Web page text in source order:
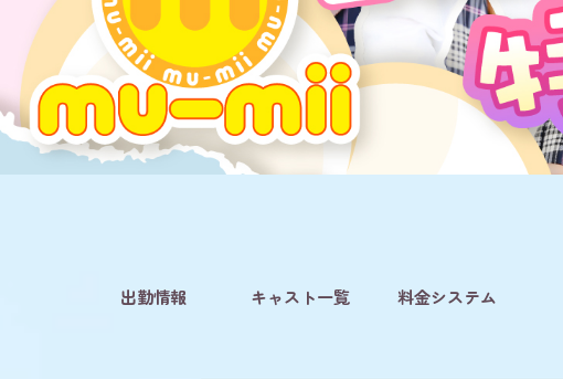
出勤情報 キャスト一覧 料金システム